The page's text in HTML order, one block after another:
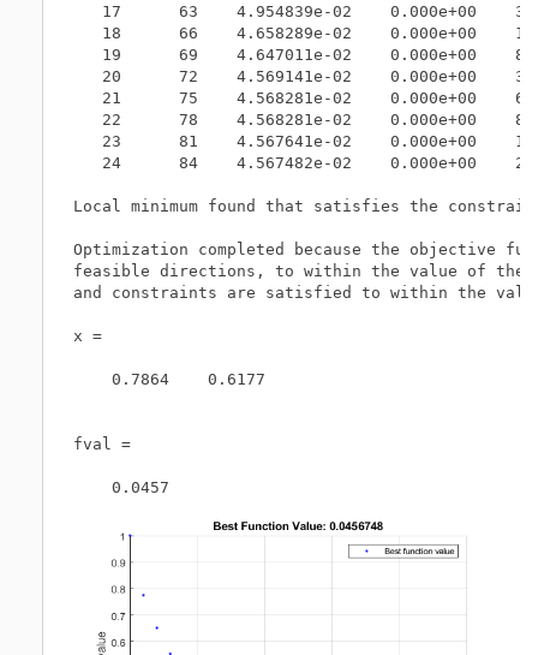
17      63    4.954839e-02    0.000e+00
18      66    4.658289e-02    0.000e+00
19      69    4.647011e-02    0.000e+00
20      72    4.569141e-02    0.000e+00
21      75    4.568281e-02    0.000e+00
22      78    4.568281e-02    0.000e+00
23      81    4.567641e-02    0.000e+00
24      84    4.567482e-02    0.000e+00
Local minimum found that satisfies the
Optimization completed because the objective
feasible directions, to within the value of the
and constraints are satisfied to within the
x =
    0.7864    0.6177
fval =
    0.0457